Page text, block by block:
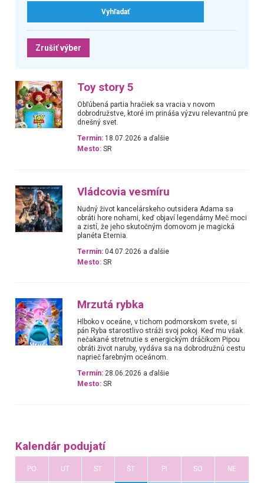
Zrušiť výber
Toy story 5
Obľúbená partia hračiek sa vracia v novom
dobrodružstve, ktoré im prináša výzvu relevantnú pre
dnešný svet.
Termín: 18.07.2026 a ďalšie
Mesto: SR
Vládcovia vesmíru
Nudný život kancelárskeho outsidera Adama sa
obráti hore nohami, keď objaví legendárny Meč moci
a zistí, že jeho skutočným domovom je magická
planéta Eternia.
Termín: 04.07.2026 a ďalšie
Mesto: SR
Mrzutá rybka
Hlboko v oceáne, v tichom podmorskom svete, si
pán Ryba starostlivo stráži svoj pokoj. Keď mu však
nečakané stretnutie s energickým dráčikom Pipou
obráti život naruby, vydáva sa na dobrodružnú cestu
naprieč farebným oceánom.
Termín: 28.06.2026 a ďalšie
Mesto: SR
Kalendár podujatí
PO UT ST ŠT PI SO NE